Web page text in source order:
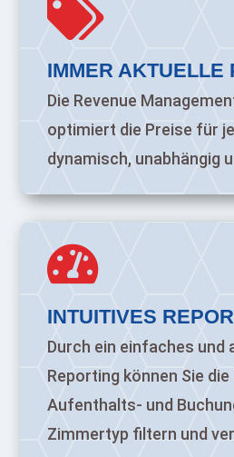

IMMER AKTUELLE
Die Revenue
optimiert die Preise für
dynamisch, unabhängig

INTUITIVES
Durch ein einfaches und
Reporting können Sie
Aufenthalts- und
Zimmertyp filtern und